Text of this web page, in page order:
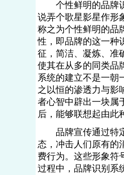
个性鲜明的品牌识
说弄个歌星影星作形
称之为个性鲜明的品
性，即品牌的这一种
征，简洁、凝炼、准
使其在从多的同类品
系统的建立不是一朝
之以恒的渗透力与影
者心智中辟出一块属
后，能够联想起由此
品牌宣传通过特定
态，冲击人们原有的
费行为。这些形象符
过程中，品牌识别系